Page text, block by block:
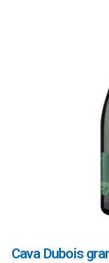
Cava Dubois